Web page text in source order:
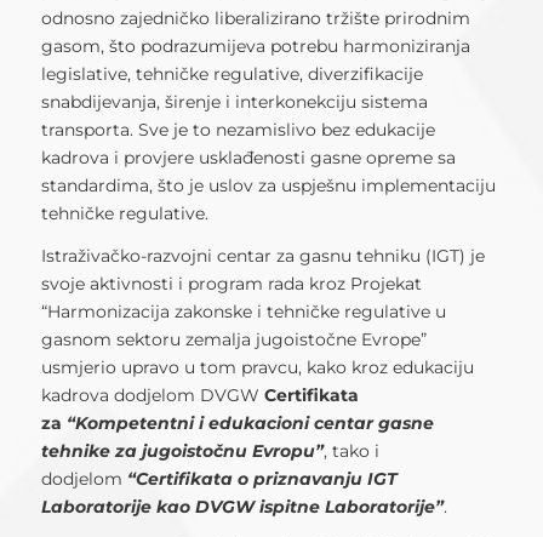
odnosno zajedničko liberalizirano tržište prirodnim
gasom, što podrazumijeva potrebu harmoniziranja
legislative, tehničke regulative, diverzifikacije
snabdijevanja, širenje i interkonekciju sistema
transporta. Sve je to nezamislivo bez edukacije
kadrova i provjere usklađenosti gasne opreme sa
standardima, što je uslov za uspješnu implementaciju
tehničke regulative.
Istraživačko-razvojni centar za gasnu tehniku (IGT) je
svoje aktivnosti i program rada kroz Projekat
“Harmonizacija zakonske i tehničke regulative u
gasnom sektoru zemalja jugoistočne Evrope”
usmjerio upravo u tom pravcu, kako kroz edukaciju
kadrova dodjelom DVGW Certifikata
za “Kompetentni i edukacioni centar gasne
tehnike za jugoistočnu Evropu”, tako i
dodjelom “Certifikata o priznavanju IGT
Laboratorije kao DVGW ispitne Laboratorije”.